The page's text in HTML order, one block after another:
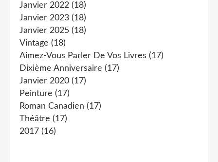
Janvier 2022 (18)
Janvier 2023 (18)
Janvier 2025 (18)
Vintage (18)
Aimez-Vous Parler De Vos Livres (17)
Dixième Anniversaire (17)
Janvier 2020 (17)
Peinture (17)
Roman Canadien (17)
Théâtre (17)
2017 (16)